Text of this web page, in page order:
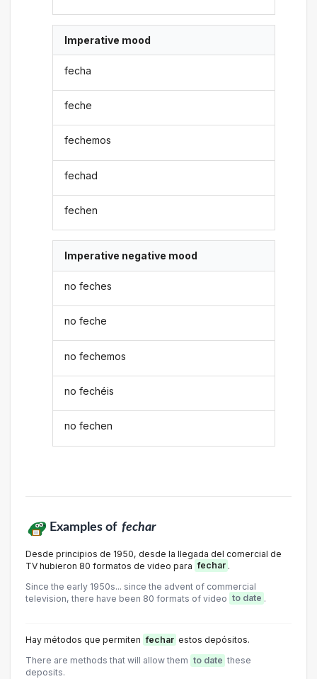
Imperative mood
fecha
feche
fechemos
fechad
fechen
Imperative negative mood
no feches
no feche
no fechemos
no fechéis
no fechen
Examples of fechar
Desde principios de 1950, desde la llegada del comercial de
TV hubieron 80 formatos de video para fechar .
Since the early 1950s... since the advent of commercial
television, there have been 80 formats of video to date .
Hay métodos que permiten fechar estos depósitos.
There are methods that will allow them to date these
deposits.